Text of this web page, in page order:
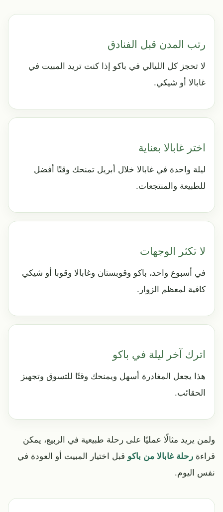
رتب المدن قبل الفنادق
لا تحجز كل الليالي في باكو إذا كنت تريد المبيت في
غابالا أو شيكي.
اختر غابالا بعناية
ليلة واحدة في غابالا خلال أبريل تمنحك وقتًا أفضل
للطبيعة والمنتجعات.
لا تكثر الوجهات
في أسبوع واحد، باكو وقوبستان وغابالا وقوبا أو شيكي
كافية لمعظم الزوار.
اترك آخر ليلة في باكو
هذا يجعل المغادرة أسهل ويمنحك وقتًا للتسوق وتجهيز
الحقائب.
ولمن يريد مثالًا عمليًا على رحلة طبيعية في الربيع، يمكن
قراءة رحلة غابالا من باكو قبل اختيار المبيت أو العودة في
نفس اليوم.